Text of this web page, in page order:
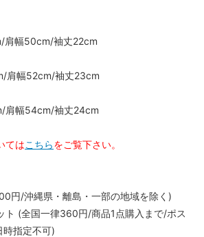
肩幅50cm/袖丈22cm
肩幅52cm/袖丈23cm
肩幅54cm/袖丈24cm
てはこちらをご覧下さい。
円/沖縄県・離島・一部の地域を除く)
ト (全国一律360円/商品1点購入まで/ポス
時指定不可)